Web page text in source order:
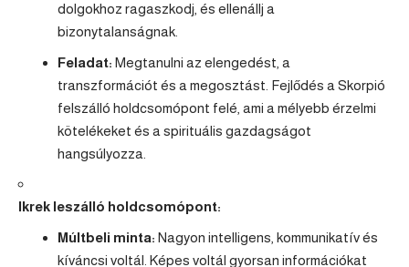
dolgokhoz ragaszkodj, és ellenállj a
bizonytalanságnak.
Feladat: Megtanulni az elengedést, a
transzformációt és a megosztást. Fejlődés a Skorpió
felszálló holdcsomópont felé, ami a mélyebb érzelmi
kötelékeket és a spirituális gazdagságot
hangsúlyozza.
Ikrek leszálló holdcsomópont:
Múltbeli minta: Nagyon intelligens, kommunikatív és
kíváncsi voltál. Képes voltál gyorsan információkat